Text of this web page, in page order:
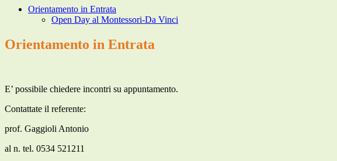
Orientamento in Entrata
Open Day al Montessori-Da Vinci
Orientamento in Entrata
E’ possibile chiedere incontri su appuntamento.
Contattate il referente:
prof. Gaggioli Antonio
al n. tel. 0534 521211